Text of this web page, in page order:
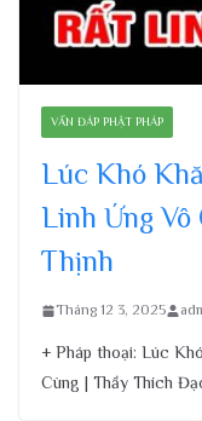
VẤN ĐÁP PHẬT PHÁP
Lúc Khó
Linh Ứng
Thịnh
Tháng 12 3, 2025
+ Pháp thoại: Lúc
Cùng | Thầy Thích